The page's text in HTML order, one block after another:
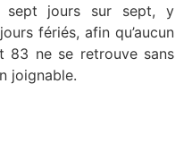
sept jours sur sept, y
fériés, afin qu’aucun
83 ne se retrouve sans
joignable.